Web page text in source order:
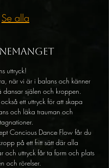
Se alla
uttryck!
när vi är i balans och känner
dansar själen och kroppen.
ett uttryck för att skapa
och läka trauman och
Concious Dance Flow får du
på ett fritt sätt där alla
och uttryck får ta form och plats
och rörelser.